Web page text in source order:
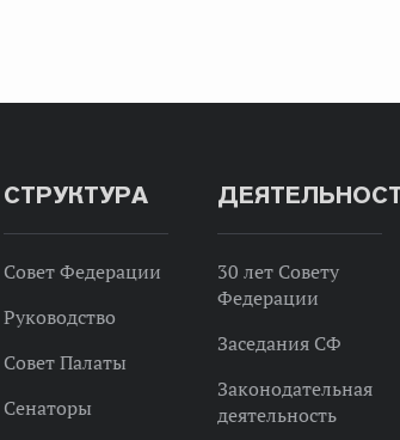
СТРУКТУРА
Совет Федерации
Руководство
Совет Палаты
Сенаторы
30 лет Совету
Федерации
Заседания СФ
Законодательная
деятельность